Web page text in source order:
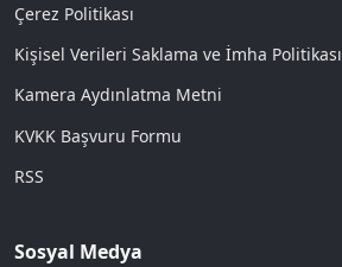
Çerez Politikası
Kişisel Verileri Saklama ve İmha Politikası
Kamera Aydınlatma Metni
KVKK Başvuru Formu
RSS
Sosyal Medya